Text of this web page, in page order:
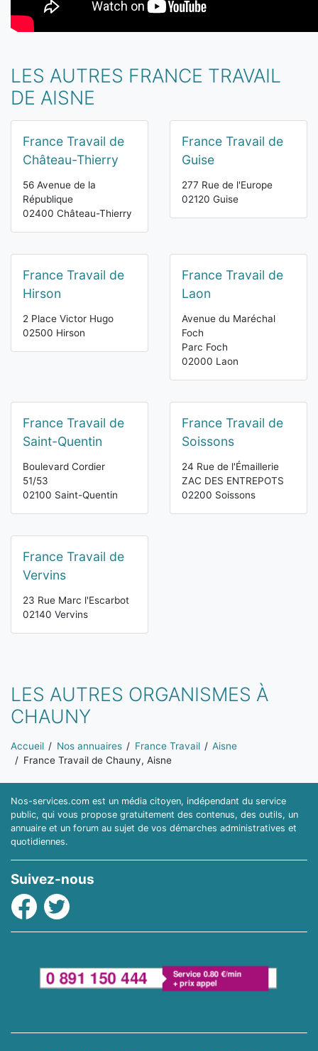
LES AUTRES FRANCE TRAVAIL
DE AISNE
France Travail de
Château-Thierry
56 Avenue de la
République
02400 Château-Thierry
France Travail de
Guise
277 Rue de l'Europe
02120 Guise
France Travail de
Hirson
2 Place Victor Hugo
02500 Hirson
France Travail de
Laon
Avenue du Maréchal
Foch
Parc Foch
02000 Laon
France Travail de
Saint-Quentin
Boulevard Cordier
51/53
02100 Saint-Quentin
France Travail de
Soissons
24 Rue de l'Émaillerie
ZAC DES ENTREPOTS
02200 Soissons
France Travail de
Vervins
23 Rue Marc l'Escarbot
02140 Vervins
LES AUTRES ORGANISMES À
CHAUNY
Vous êtes ici:
Accueil Nos annuaires France Travail
Aisne
France Travail de Chauny, Aisne
Nos-services.com est un média citoyen, indépendant du service
public, qui vous propose gratuitement des contenus, des outils, un
annuaire et un forum au sujet de vos démarches administratives et
quotidiennes.
Suivez-nous
Facebook
Twitter